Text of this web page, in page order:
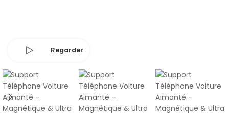
Regarder